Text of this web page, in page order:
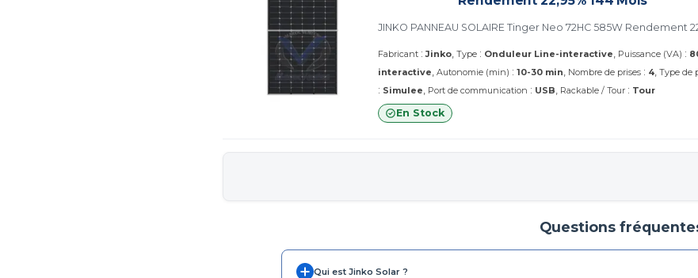
JINKO PANNEAU SOLAIRE Tinger Neo 72HC 585W Rendement
Fabricant :Jinko Type : Onduleur Line-interactive Puissance (VA) :
interactive Autonomie (min) : 10-30 min Nombre de prises : 4 Type de
: Simulee Port de communication : USB Rackable / Tour : Tour
En Stock
Questions
Qui est Jinko Solar ?